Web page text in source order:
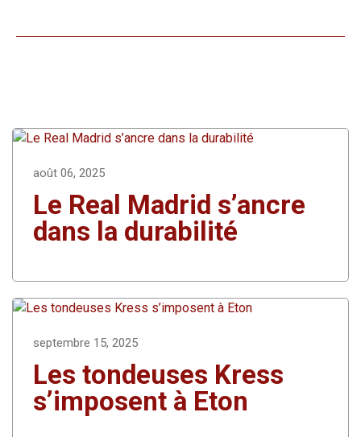
août 06, 2025
Le Real Madrid s’ancre
dans la durabilité
septembre 15, 2025
Les tondeuses Kress
s’imposent à Eton